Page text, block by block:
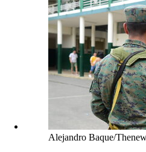
Alejandro Baque/